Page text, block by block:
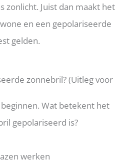
zonlicht. Juist dan maakt het
en een gepolariseerde
gelden.
zonnebril? (Uitleg voor
Wat betekent het
gepolariseerd is?
werken